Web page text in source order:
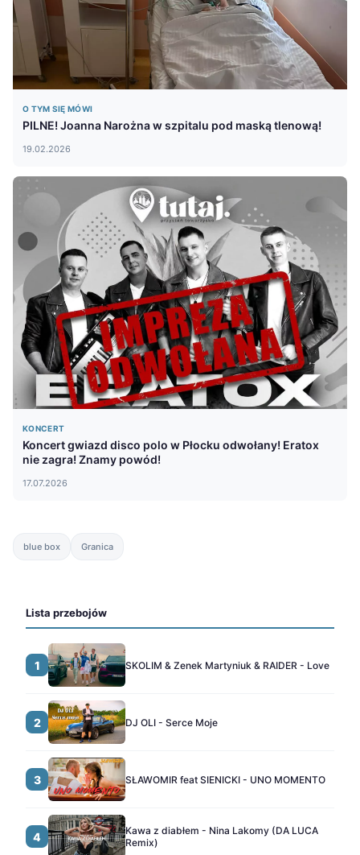
O TYM SIĘ MÓWI
PILNE! Joanna Narożna w szpitalu pod maską tlenową!
19.02.2026
KONCERT
Koncert gwiazd disco polo w Płocku odwołany! Eratox
nie zagra! Znamy powód!
17.07.2026
blue box Granica
Lista przebojów
1 SKOLIM & Zenek Martyniuk & RAIDER - Love
2 DJ OLI - Serce Moje
3 SŁAWOMIR feat SIENICKI - UNO MOMENTO
4
Kawa z diabłem - Nina Lakomy (DA LUCA
Remix)